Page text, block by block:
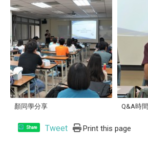
顏同學分享 Q&A時間
Share Tweet Print this page